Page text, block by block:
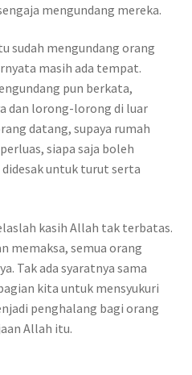
mengundang mereka.
sudah mengundang orang
masih ada tempat.
pun berkata,
dan lorong-lorong di luar
datang, supaya rumah
siapa saja boleh
didesak untuk turut serta
kasih Allah tak terbatas.
memaksa, semua orang
Tak ada syaratnya sama
kita untuk mensyukuri
penghalang bagi orang
Allah itu.